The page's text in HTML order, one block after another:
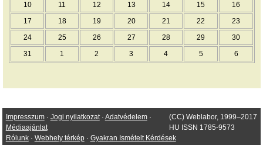
10 11 12 13 14 15 16
17 18 19 20 21 22 23
24 25 26 27 28 29 30
31 1 2 3 4 5 6
(CC) Weblabor, 1999–2017
HU ISSN 1785-9573
Impresszum· Jogi nyilatkozat· Adatvédelem·
Médiaajánlat
Rólunk· Webhely térkép· Gyakran Ismételt Kérdések